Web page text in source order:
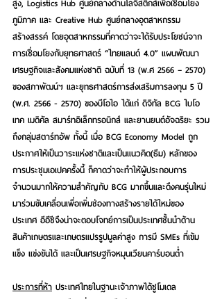
สูง, Logistics Hub ศูนย์กลางด้านโลจิสติกส์เพื่อเชื่อมโยง
ภูมิภาค และ Creative Hub ศูนย์กลางอุตสาหกรรม
สร้างสรรค์ โดยอุตสาหกรรมที่คาดว่าจะได้รับประโยชน์จาก
การเชื่อมโยงกับยุทธศาสตร์ “ไทยแลนด์ 4.0” แผนพัฒนา
เศรษฐกิจและสังคมแห่งชาติ ฉบับที่ 13 (พ.ศ 2566 – 2570)
ของสภาพัฒน์ฯ และยุทธศาสตร์การส่งเสริมการลงทุน 5 ปี
(พ.ศ. 2566 - 2570) ของบีโอไอ ได้แก่ ดิจิทัล BCG ไบโอ
เทค เมดิคัล สมาร์ทอิเล็กทรอนิกส์ และยานยนต์อัจฉริยะ รวม
ถึงกลุ่มสตาร์ทอัพ ทั้งนี้ เมื่อ BCG Economy Model ถูก
ประกาศให้เป็นวาระแห่งชาติและเป็นแนวคิด(ธีม) หลักของ
การประชุมเอเปคครั้งนี้ ก็คาดว่าจะทำให้ผู้ประกอบการ
จำนวนมากให้ความสำคัญกับ BCG มากขึ้นและดึงคนรุ่นใหม่
มาร่วมขับเคลื่อนเพื่อเพิ่มช่องทางสร้างรายได้ใหม่ของ
ประเทศ อีอีซีจึงน่าจะตอบโจทย์การเป็นประเทศชั้นนำด้าน
สินค้าเกษตรและเกษตรแปรรูปมูลค่าสูง การมี SMEs ที่เข้ม
แข็ง แข่งขันได้ และเป็นเศรษฐกิจหมุนเวียนคาร์บอนต่ำ
ประการที่ห้า ประเทศไทยในฐานะเจ้าภาพได้ชูโมเดล